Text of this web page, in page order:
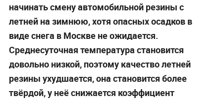
начинать смену автомобильной резины с
летней на зимнюю, хотя опасных осадков в
виде снега в Москве не ожидается.
Среднесуточная температура становится
довольно низкой, поэтому качество летней
резины ухудшается, она становится более
твёрдой, у неё снижается коэффициент